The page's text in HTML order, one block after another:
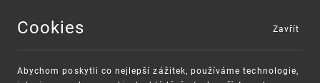
MENU
Cookies
Abychom poskytli co nejlepší zážitek, používáme technologie,
Zavřít